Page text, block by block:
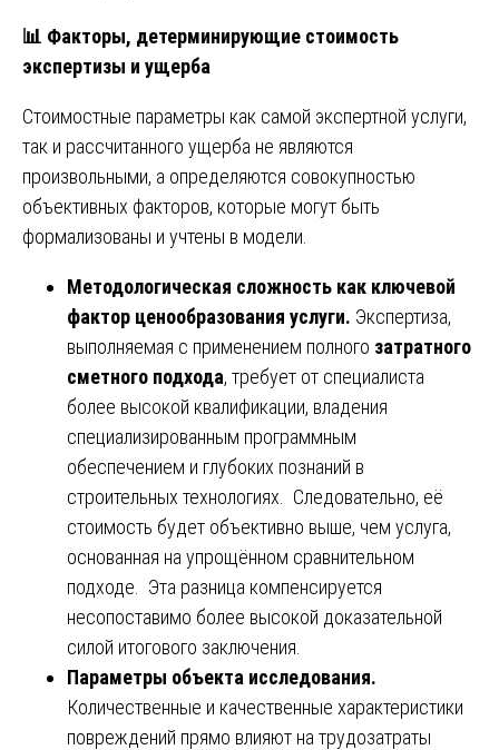
📊 Факторы, детерминирующие стоимость
экспертизы и ущерба
Стоимостные параметры как самой экспертной услуги,
так и рассчитанного ущерба не являются
произвольными, а определяются совокупностью
объективных факторов, которые могут быть
формализованы и учтены в модели.
Методологическая сложность как ключевой
фактор ценообразования услуги. Экспертиза,
выполняемая с применением полного затратного
сметного подхода, требует от специалиста
более высокой квалификации, владения
специализированным программным
обеспечением и глубоких познаний в
строительных технологиях. Следовательно, её
стоимость будет объективно выше, чем услуга,
основанная на упрощённом сравнительном
подходе. Эта разница компенсируется
несопоставимо более высокой доказательной
силой итогового заключения.
Параметры объекта исследования.
Количественные и качественные характеристики
повреждений прямо влияют на трудозатраты